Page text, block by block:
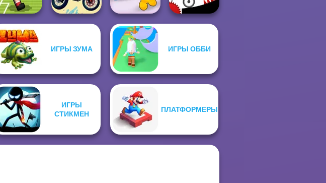
Soccer Random
Boxing Gang
Stars
ИГРЫ ЗУМА ИГРЫ ОББИ
ИГРЫ
СТИКМЕН
ПЛАТФОРМЕРЫ